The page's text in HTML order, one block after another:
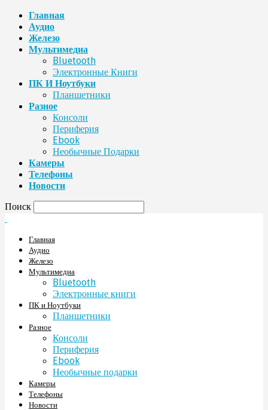
Главная
Аудио
Железо
Мультимедиа
Bluetooth
Электронные Книги
ПК И Ноутбуки
Планшетники
Разное
Консоли
Периферия
Ebook
Необычные Подарки
Камеры
Телефоны
Новости
Поиск
Главная
Аудио
Железо
Мультимедиа
Bluetooth
Электронные книги
ПК и Ноутбуки
Планшетники
Разное
Консоли
Периферия
Ebook
Необычные подарки
Камеры
Телефоны
Новости